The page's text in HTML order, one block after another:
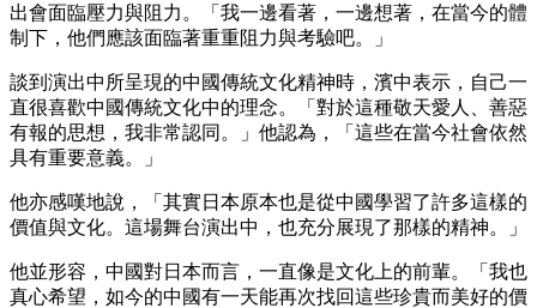
出會面臨壓力與阻力。「我一邊看著，一邊想著，在當今的體
制下，他們應該面臨著重重阻力與考驗吧。」
談到演出中所呈現的中國傳統文化精神時，濱中表示，自己一
直很喜歡中國傳統文化中的理念。「對於這種敬天愛人、善惡
有報的思想，我非常認同。」他認為，「這些在當今社會依然
具有重要意義。」
他亦感嘆地說，「其實日本原本也是從中國學習了許多這樣的
價值與文化。這場舞台演出中，也充分展現了那樣的精神。」
他並形容，中國對日本而言，一直像是文化上的前輩。「我也
真心希望，如今的中國有一天能再次找回這些珍貴而美好的價